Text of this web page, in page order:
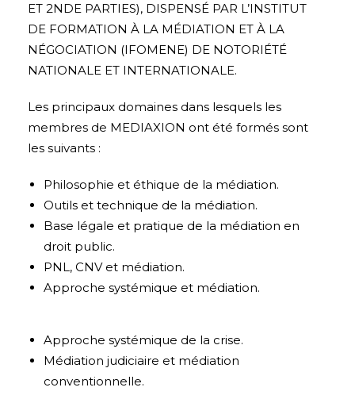
ET 2NDE PARTIES), DISPENSÉ PAR L’INSTITUT
DE FORMATION À LA MÉDIATION ET À LA
NÉGOCIATION (IFOMENE) DE NOTORIÉTÉ
NATIONALE ET INTERNATIONALE.
Les principaux domaines dans lesquels les
membres de MEDIAXION ont été formés sont
les suivants :
Philosophie et éthique de la médiation.
Outils et technique de la médiation.
Base légale et pratique de la médiation en
droit public.
PNL, CNV et médiation.
Approche systémique et médiation.
Approche systémique de la crise.
Médiation judiciaire et médiation
conventionnelle.